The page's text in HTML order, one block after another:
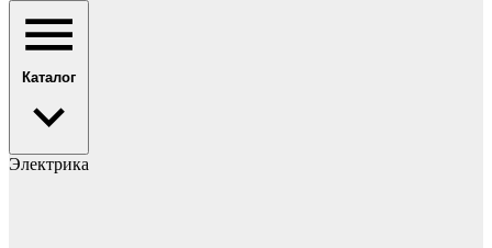
Каталог
Электрика